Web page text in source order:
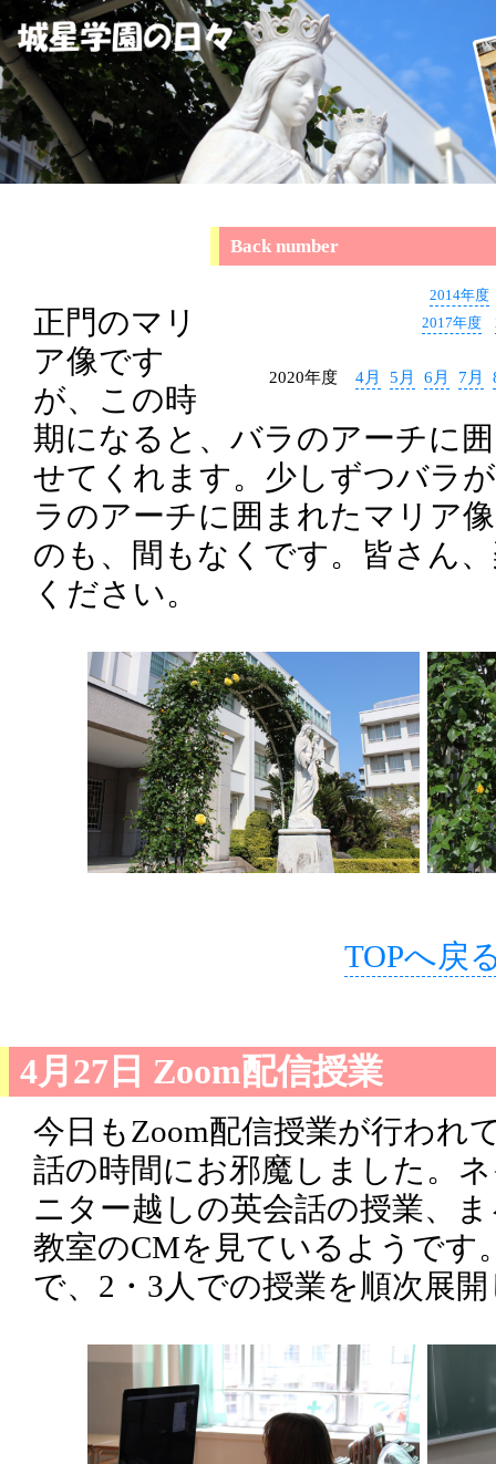
Back number
2014年度
2017年度
2020年度4月 5月 6月 7月
正門のマリ
ア像です
が、この時
期になると、バラのアーチに
せてくれます。少しずつバラ
ラのアーチに囲まれたマリア
のも、間もなくです。皆さん
ください。
TOPへ戻
4月27日 Zoom配信授業
今日もZoom配信授業が行われ
話の時間にお邪魔しました。
ニター越しの英会話の授業、
教室のCMを見ているようです
で、2・3人での授業を順次展